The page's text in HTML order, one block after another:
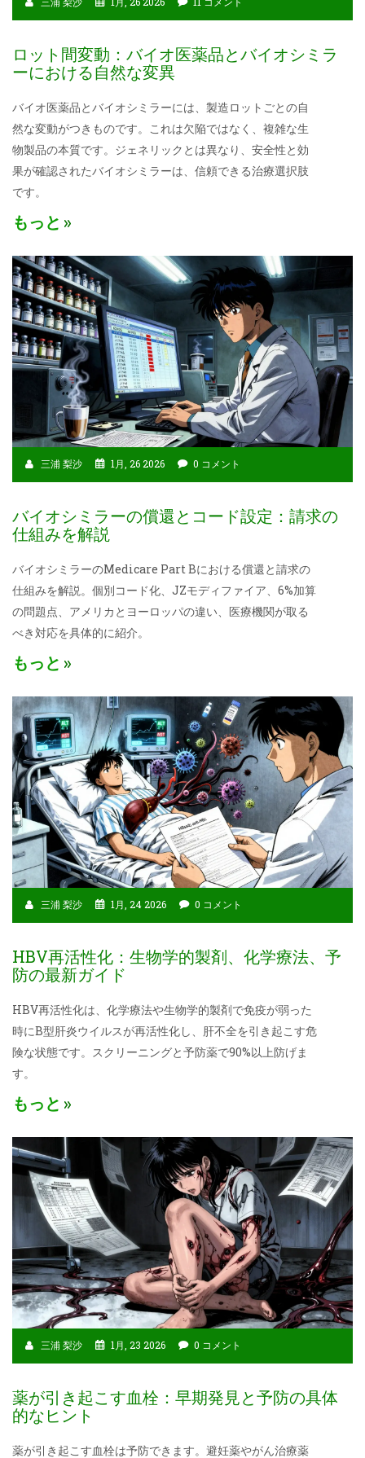
ロット間変動：バイオ医薬品とバイオシミラ
ーにおける自然な変異
バイオ医薬品とバイオシミラーには、製造ロットごとの自
然な変動がつきものです。これは欠陥ではなく、複雑な生
物製品の本質です。ジェネリックとは異なり、安全性と効
果が確認されたバイオシミラーは、信頼できる治療選択肢
です。
もっと
三浦 梨沙 1月, 26 2026 0 コメント
バイオシミラーの償還とコード設定：請求の
仕組みを解説
バイオシミラーのMedicare Part Bにおける償還と請求の
仕組みを解説。個別コード化、JZモディファイア、6%加算
の問題点、アメリカとヨーロッパの違い、医療機関が取る
べき対応を具体的に紹介。
もっと
三浦 梨沙 1月, 24 2026 0 コメント
HBV再活性化：生物学的製剤、化学療法、予
防の最新ガイド
HBV再活性化は、化学療法や生物学的製剤で免疫が弱った
時にB型肝炎ウイルスが再活性化し、肝不全を引き起こす危
険な状態です。スクリーニングと予防薬で90%以上防げま
す。
もっと
三浦 梨沙 1月, 23 2026 0 コメント
薬が引き起こす血栓：早期発見と予防の具体
的なヒント
薬が引き起こす血栓は予防できます。避妊薬やがん治療薬